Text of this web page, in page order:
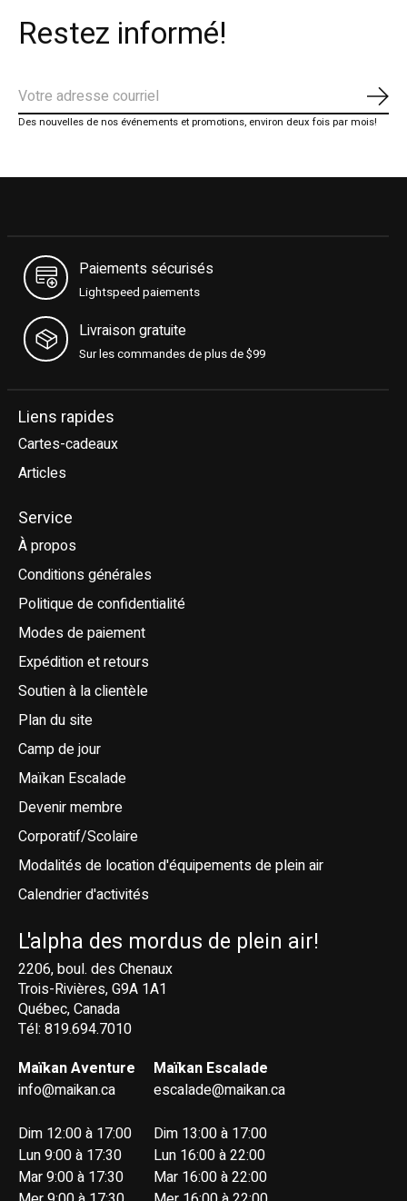
Restez informé!
Des nouvelles de nos événements et promotions, environ deux fois par mois!
Paiements sécurisés
Lightspeed paiements
Livraison gratuite
Sur les commandes de plus de $99
Liens rapides
Cartes-cadeaux
Articles
Service
À propos
Conditions générales
Politique de confidentialité
Modes de paiement
Expédition et retours
Soutien à la clientèle
Plan du site
Camp de jour
Maïkan Escalade
Devenir membre
Corporatif/Scolaire
Modalités de location d'équipements de plein air
Calendrier d'activités
L'alpha des mordus de plein air!
2206, boul. des Chenaux
Trois-Rivières, G9A 1A1
Québec, Canada
Tél: 819.694.7010
Maïkan Aventure
info@maikan.ca
Dim 12:00 à 17:00
Lun 9:00 à 17:30
Mar 9:00 à 17:30
Maïkan Escalade
escalade@maikan.ca
Dim 13:00 à 17:00
Lun 16:00 à 22:00
Mar 16:00 à 22:00